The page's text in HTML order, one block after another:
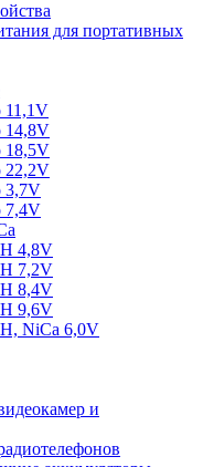
для портативных
11,1V
14,8V
18,5V
22,2V
3,7V
7,4V
4,8V
7,2V
8,4V
9,6V
NiCa 6,0V
и